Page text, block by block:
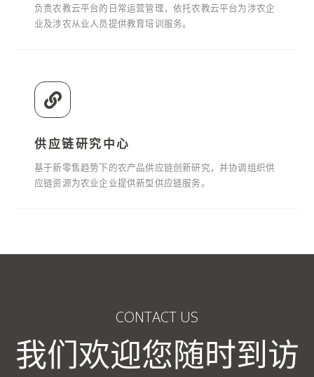
负责农教云平台的日常运营管理，依托农教云平台为涉农企
业及涉农从业人员提供教育培训服务。
供应链研究中心
基于新零售趋势下的农产品供应链创新研究，并协调组织供
应链资源为农业企业提供新型供应链服务。
CONTACT US
我们欢迎您随时到访